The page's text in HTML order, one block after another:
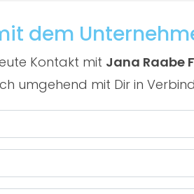
dem
Kontakt mit Jana Raabe
umgehend mit Dir in